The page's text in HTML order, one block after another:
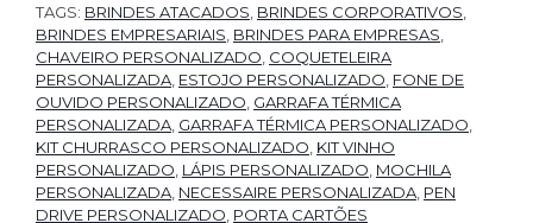
TAGS: BRINDES ATACADOS BRINDES CORPORATIVOS
BRINDES EMPRESARIAIS BRINDES PARA EMPRESAS
CHAVEIRO PERSONALIZADO COQUETELEIRA
PERSONALIZADA ESTOJO PERSONALIZADO FONE DE
OUVIDO PERSONALIZADO GARRAFA TÉRMICA
PERSONALIZADA GARRAFA TÉRMICA PERSONALIZADO
KIT CHURRASCO PERSONALIZADO KIT VINHO
PERSONALIZADO LÁPIS PERSONALIZADO MOCHILA
PERSONALIZADA NECESSAIRE PERSONALIZADA PEN
DRIVE PERSONALIZADO PORTA CARTÕES